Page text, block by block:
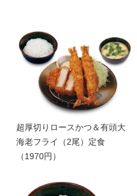
超厚切りロースかつ＆有頭大
海老フライ（2尾）定食
（1970円）